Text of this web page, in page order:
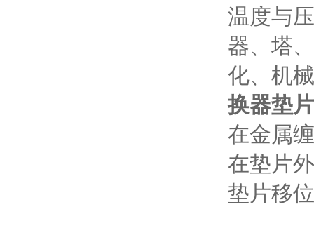
温度与
器、塔
化、机
换器垫
在金属
在垫片
垫片移